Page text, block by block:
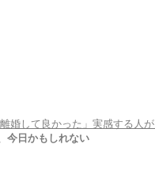
離婚して良かった」実感する人
今日かもしれない